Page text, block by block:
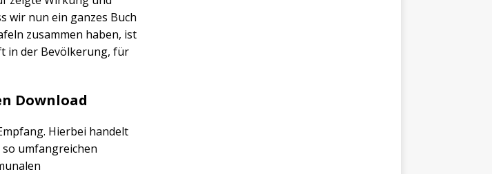
wir nun ein ganzes Buch
zusammen haben, ist
in der Bevölkerung, für
Download
Hierbei handelt
umfangreichen